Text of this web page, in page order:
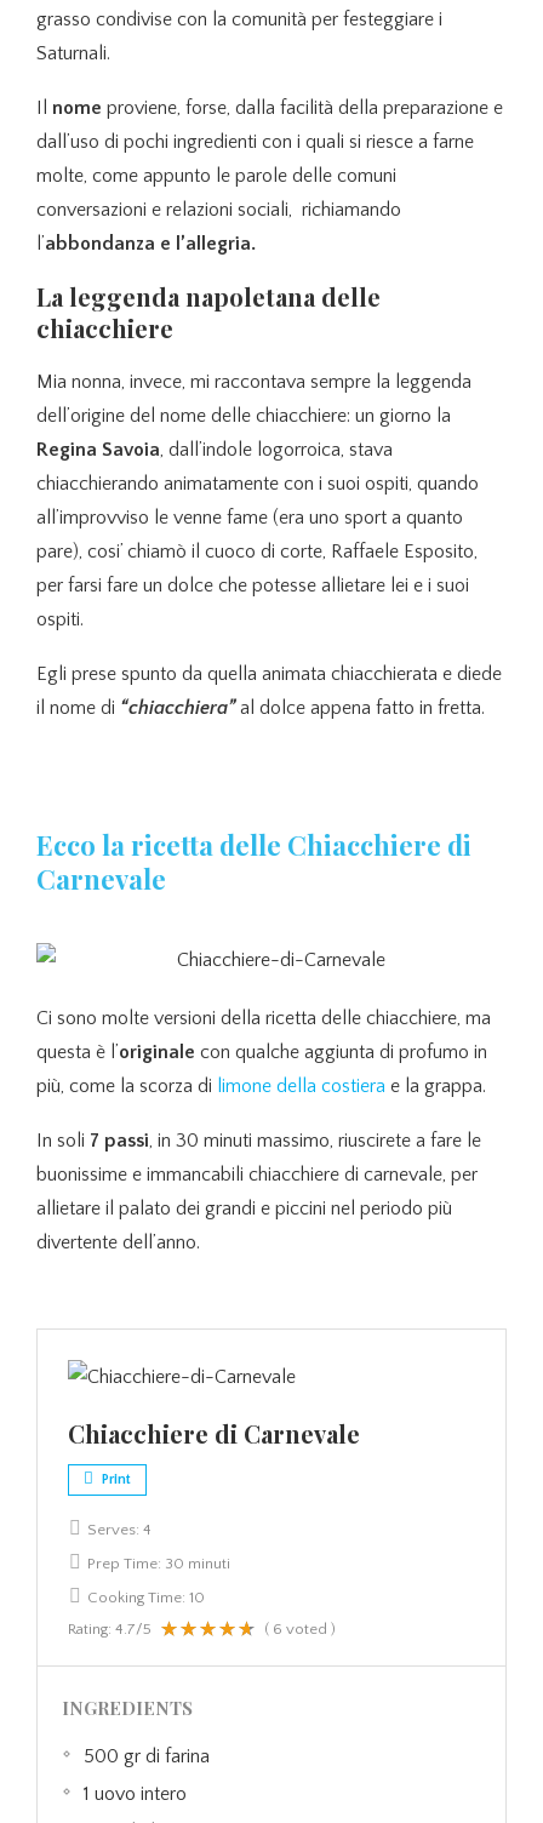
grasso condivise con la comunità per festeggiare i
Saturnali.
nome proviene, forse, dalla facilità della preparazione e
dall’uso di pochi ingredienti con i quali si riesce a farne
molte, come appunto le parole delle comuni
conversazioni e relazioni sociali, richiamando
l’abbondanza e l’allegria.
La leggenda napoletana delle
chiacchiere
Mia nonna, invece, mi raccontava sempre la leggenda
dell’origine del nome delle chiacchiere: un giorno la
Regina Savoia, dall’indole logorroica, stava
chiacchierando animatamente con i suoi ospiti, quando
all’improvviso le venne fame (era uno sport a quanto
pare), cosi’ chiamò il cuoco di corte, Raffaele Esposito,
per farsi fare un dolce che potesse allietare lei e i suoi
ospiti.
Egli prese spunto da quella animata chiacchierata e diede
il nome di “chiacchiera”al dolce appena fatto in fretta.
Ecco la ricetta delle Chiacchiere di
Carnevale
Ci sono molte versioni della ricetta delle chiacchiere, ma
questa è l’originale con qualche aggiunta di profumo in
più, come la scorza di limone della costiera e la grappa.
In soli 7 passi, in 30 minuti massimo, riuscirete a fare le
buonissime e immancabili chiacchiere di carnevale, per
allietare il palato dei grandi e piccini nel periodo più
divertente dell’anno.
Chiacchiere di Carnevale
Print
Serves: 4
Prep Time: 30 minuti
Cooking Time: 10
Rating: 4.7/5 ( 6 voted )
INGREDIENTS
500 gr di farina
1 uovo intero